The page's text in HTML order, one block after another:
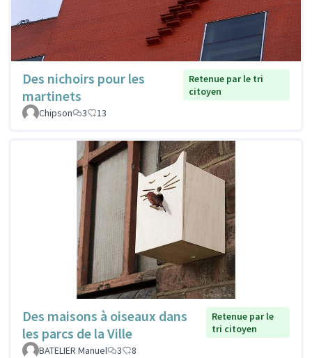
Des nichoirs pour les
martinets
Retenue par le tri
citoyen
Chipson
3 13
Des maisons à oiseaux dans
les parcs de la Ville
Retenue par le
tri citoyen
BATELIER Manuel
3 8